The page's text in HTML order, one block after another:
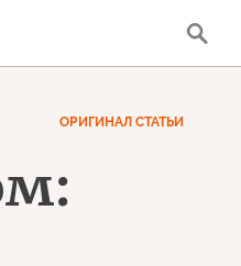
ОРИГИНАЛ СТАТЬИ